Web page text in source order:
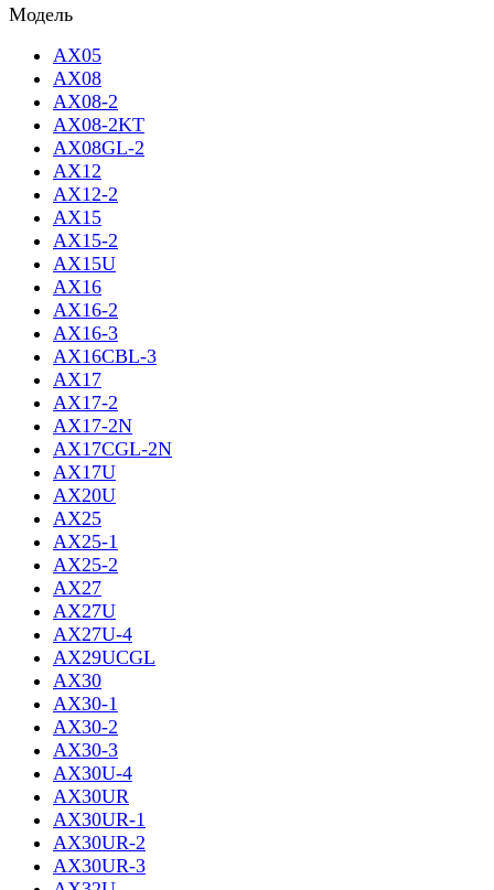
Модель
AX05
AX08
AX08-2
AX08-2KT
AX08GL-2
AX12
AX12-2
AX15
AX15-2
AX15U
AX16
AX16-2
AX16-3
AX16CBL-3
AX17
AX17-2
AX17-2N
AX17CGL-2N
AX17U
AX20U
AX25
AX25-1
AX25-2
AX27
AX27U
AX27U-4
AX29UCGL
AX30
AX30-1
AX30-2
AX30-3
AX30U-4
AX30UR
AX30UR-1
AX30UR-2
AX30UR-3